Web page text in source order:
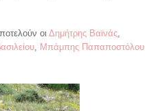
οιΔημήτρης Βαϊνάς,
, Μπάμπης Παπαποστόλου